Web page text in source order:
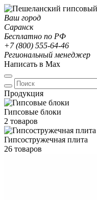
Ваш город
Саранск
Бесплатно по РФ
+7 (800) 555-64-46
Региональный менеджер
Написать в Max
Продукция
Гипсовые блоки
2 товаров
Гипсостружечная плита
26 товаров